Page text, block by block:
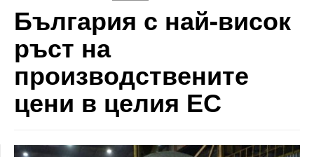
България с най-висок
ръст на
производствените
цени в целия ЕС